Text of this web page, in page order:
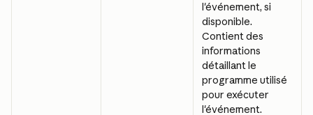
l'événement, si
disponible.
Contient des
informations
détaillant le
programme utilisé
pour exécuter
l'événement.